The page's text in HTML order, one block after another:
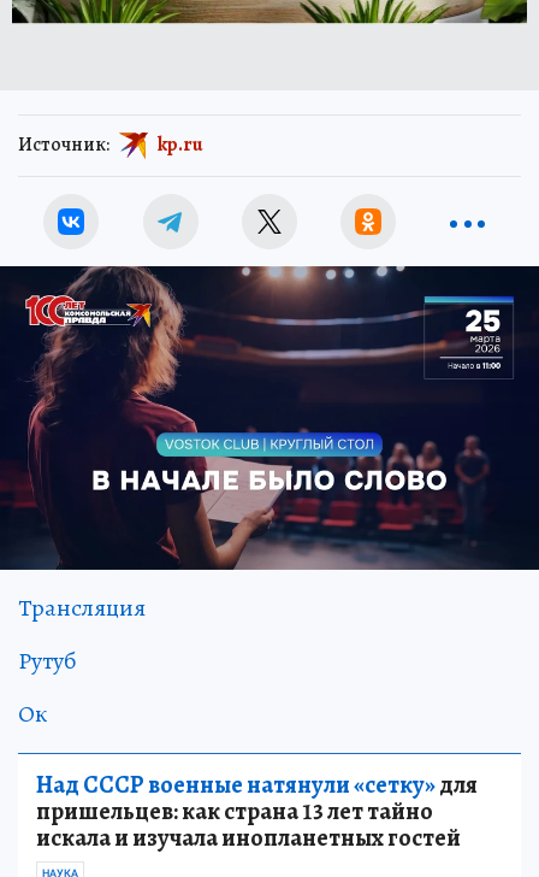
Источник: kp.ru
Трансляция
Рутуб
Ок
Над СССР военные натянули «сетку»для
пришельцев: как страна 13 лет тайно
искала и изучала инопланетных гостей
НАУКА